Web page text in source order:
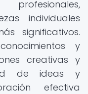
individuales
significativos.
y
creativas y
de ideas y
efectiva